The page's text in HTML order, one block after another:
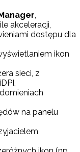
,
akceleracji,
dostępu dla
ikon
sieci, z
na panelu